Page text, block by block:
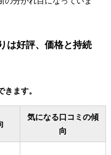
は好評、価格と持続
きます。
気になる口コミの傾
向